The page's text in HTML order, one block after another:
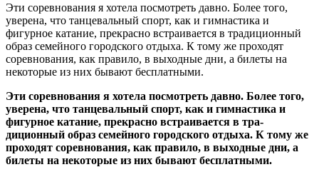
Эти соревнования я хотела посмотреть давно. Более того,
уверена, что танцевальный спорт, как и гимнастика и
фигурное катание, пре­красно встраивается в тра­диционный
образ семей­ного городского отдыха. К тому же проходят
сорев­нования, как правило, в выходные дни, а билеты на
некоторые из них бывают бесплатными.
Эти соревнования я хотела посмотреть давно. Более того,
уверена, что танцевальный спорт, как и гимнастика и
фигурное катание, пре­красно встраивается в тра­
диционный образ семей­ного городского отдыха. К тому же
проходят сорев­нования, как правило, в выходные дни, а
билеты на некоторые из них бывают бесплатными.